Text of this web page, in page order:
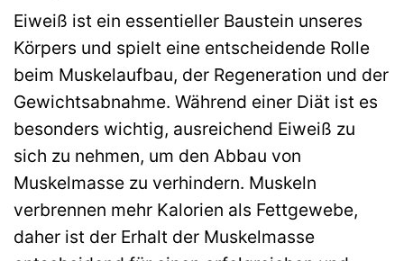
Eiweiß ist ein essentieller Baustein unseres
Körpers und spielt eine entscheidende Rolle
beim Muskelaufbau, der Regeneration und der
Gewichtsabnahme. Während einer Diät ist es
besonders wichtig, ausreichend Eiweiß zu
sich zu nehmen, um den Abbau von
Muskelmasse zu verhindern. Muskeln
verbrennen mehr Kalorien als Fettgewebe,
daher ist der Erhalt der Muskelmasse